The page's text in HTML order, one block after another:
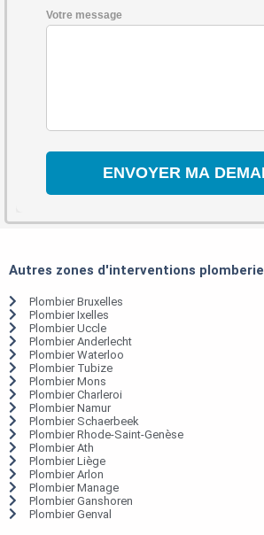
Votre message
Autres zones d'interventions plomberie
Plombier Bruxelles
Plombier Ixelles
Plombier Uccle
Plombier Anderlecht
Plombier Waterloo
Plombier Tubize
Plombier Mons
Plombier Charleroi
Plombier Namur
Plombier Schaerbeek
Plombier Rhode-Saint-Genèse
Plombier Ath
Plombier Liège
Plombier Arlon
Plombier Manage
Plombier Ganshoren
Plombier Genval